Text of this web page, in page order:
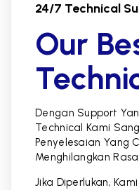
24/7 Technical
Our
Dengan Support
Technical Kami
Penyelesaian Yang
Menghilangkan
Jika Diperlukan,